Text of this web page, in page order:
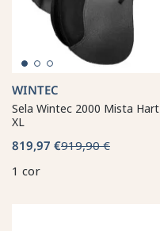
WINTEC
Sela Wintec 2000 Mista Hart
XL
819,97 €919,90 €
1 cor